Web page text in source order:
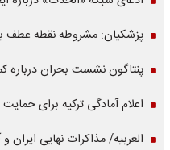
پزشکیان: مشروطه نقطه عطف
پنتاگون نشست بحران درباره
اعلام آمادگی ترکیه برای
العربیه/ مذاکرات نهایی ایران